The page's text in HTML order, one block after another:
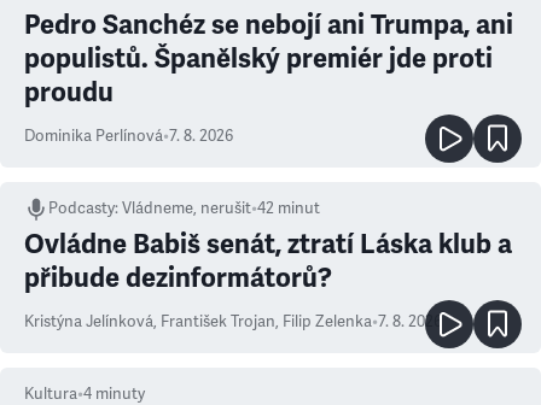
Pedro Sanchéz se nebojí ani Trumpa, ani
populistů. Španělský premiér jde proti
proudu
Dominika Perlínová•7. 8. 2026
Podcasty:Vládneme, nerušit•42 minut
Ovládne Babiš senát, ztratí Láska klub a
přibude dezinformátorů?
Kristýna Jelínková, František Trojan, Filip Zelenka•7. 8. 2026
Kultura•4 minuty